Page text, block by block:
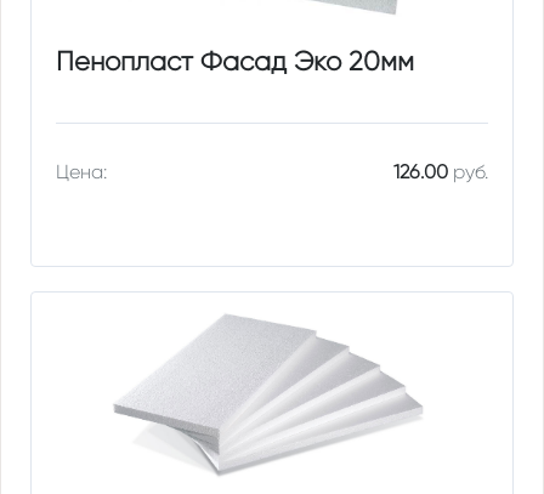
Пенопласт Фасад Эко 20мм
Цена: 126.00руб.